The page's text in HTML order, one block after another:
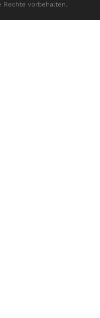
Rechte vorbehalten.